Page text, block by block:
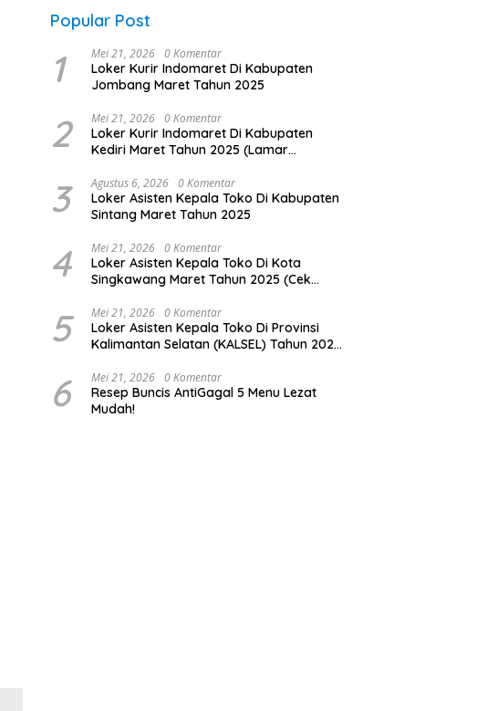
Popular Post
1 Mei 21, 2026 0 Komentar
Loker Kurir Indomaret Di Kabupaten
Jombang Maret Tahun 2025
2 Mei 21, 2026 0 Komentar
Loker Kurir Indomaret Di Kabupaten
Kediri Maret Tahun 2025 (Lamar
3 Agustus 6, 2026 0 Komentar
Loker Asisten Kepala Toko Di Kabupaten
Sintang Maret Tahun 2025
4 Mei 21, 2026 0 Komentar
Loker Asisten Kepala Toko Di Kota
Singkawang Maret Tahun 2025 (Cek
5 Mei 21, 2026 0 Komentar
Loker Asisten Kepala Toko Di Provinsi
Kalimantan Selatan (KALSEL) Tahun 2025
6 Mei 21, 2026 0 Komentar
Resep Buncis AntiGagal 5 Menu Lezat
Mudah!